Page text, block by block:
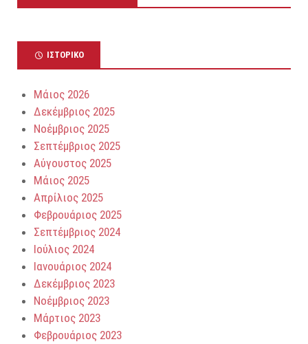
ΙΣΤΟΡΙΚΌ
Μάιος 2026
Δεκέμβριος 2025
Νοέμβριος 2025
Σεπτέμβριος 2025
Αύγουστος 2025
Μάιος 2025
Απρίλιος 2025
Φεβρουάριος 2025
Σεπτέμβριος 2024
Ιούλιος 2024
Ιανουάριος 2024
Δεκέμβριος 2023
Νοέμβριος 2023
Μάρτιος 2023
Φεβρουάριος 2023